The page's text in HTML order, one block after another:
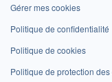
Gérer mes cookies
Politique de confidentialité
Politique de cookies
Politique de protection